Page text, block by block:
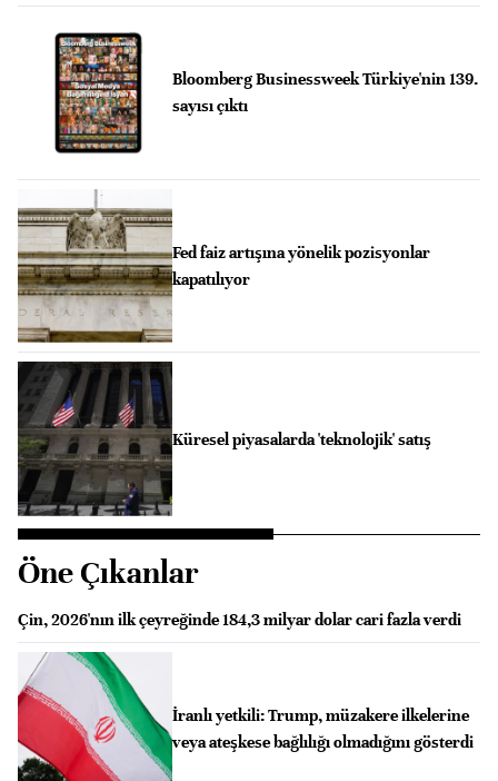
Bloomberg Businessweek Türkiye'nin 139.
sayısı çıktı
Fed faiz artışına yönelik pozisyonlar
kapatılıyor
Küresel piyasalarda 'teknolojik' satış
Öne Çıkanlar
Çin, 2026'nın ilk çeyreğinde 184,3 milyar dolar cari fazla verdi
İranlı yetkili: Trump, müzakere ilkelerine
veya ateşkese bağlılığı olmadığını gösterdi